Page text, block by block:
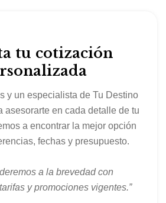
tu cotización
y un especialista de Tu Destino
asesorarte en cada detalle de tu
a encontrar la mejor opción
fechas y presupuesto.
a la brevedad con
y promociones vigentes.”